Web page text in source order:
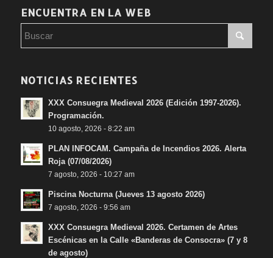
ENCUENTRA EN LA WEB
NOTICIAS RECIENTES
XXX Consuegra Medieval 2026 (Edición 1997-2026).
Programación.
10 agosto, 2026 - 8:22 am
PLAN INFOCAM. Campaña de Incendios 2026. Alerta
Roja (07/08/2026)
7 agosto, 2026 - 10:27 am
Piscina Nocturna (Jueves 13 agosto 2026)
7 agosto, 2026 - 9:56 am
XXX Consuegra Medieval 2026. Certamen de Artes
Escénicas en la Calle «Banderas de Consocra» (7 y 8
de agosto)